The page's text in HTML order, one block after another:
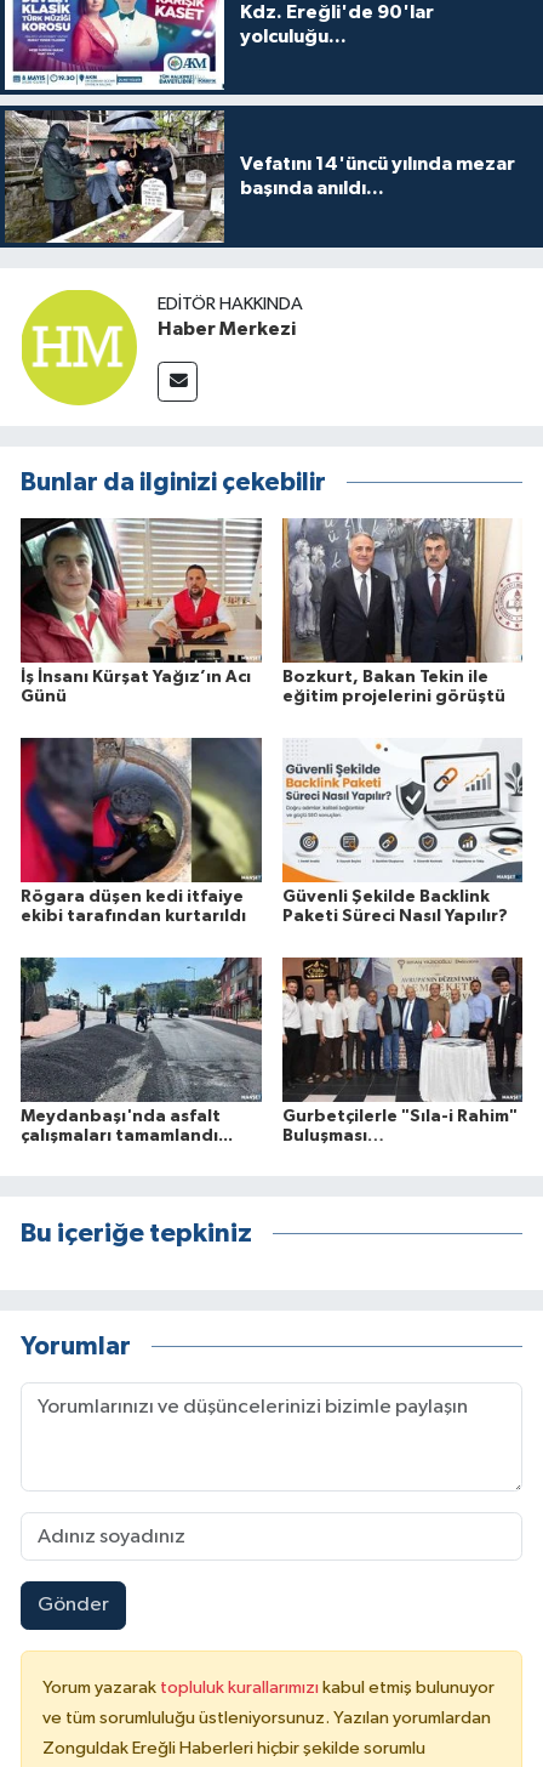
Kdz. Ereğli'de 90'lar
yolculuğu...
Vefatını 14'üncü yılında mezar
başında anıldı...
EDITÖR HAKKINDA
Haber Merkezi
Bunlar da ilginizi çekebilir
İş İnsanı Kürşat Yağız’ın Acı
Günü
Bozkurt, Bakan Tekin ile
eğitim projelerini görüştü
Rögara düşen kedi itfaiye
ekibi tarafından kurtarıldı
Güvenli Şekilde Backlink
Paketi Süreci Nasıl Yapılır?
Meydanbaşı'nda asfalt
çalışmaları tamamlandı...
Gurbetçilerle "Sıla-i Rahim"
Buluşması…
Bu içeriğe tepkiniz
Yorumlar
Gönder
Yorum yazarak topluluk kurallarımızı kabul etmiş bulunuyor
ve tüm sorumluluğu üstleniyorsunuz. Yazılan yorumlardan
Zonguldak Ereğli Haberleri hiçbir şekilde sorumlu